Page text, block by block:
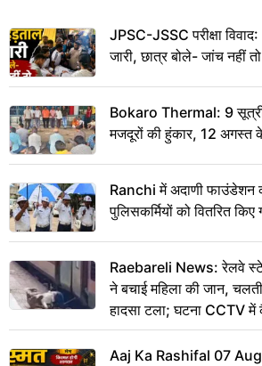
JPSC-JSSC परीक्षा
जारी, छात्र बोले- जांच नहीं
Bokaro Thermal: 9 सूत्री
मजदूरों की हुंकार, 12 अगस्त
Ranchi में अदाणी फाउंडेशन
पुलिसकर्मियों को वितरित किए
Raebareli News: रेलवे
ने बचाई महिला की जान,
हादसा टला; घटना CCTV में
Aaj Ka Rashifal 07